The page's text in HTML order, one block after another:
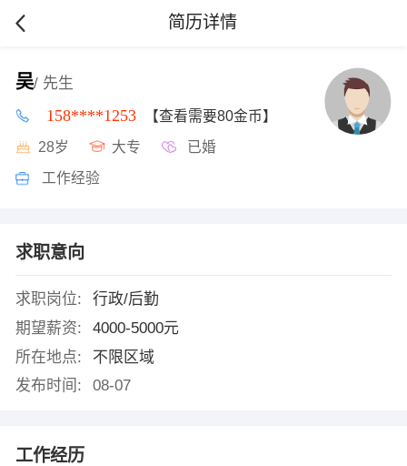
简历详情
吴/ 先生
158****1253 【查看需要80金币】
28岁 大专 已婚
工作经验
求职意向
求职岗位:
行政/后勤
期望薪资:
4000-5000元
所在地点:
不限区域
发布时间:
08-07
工作经历